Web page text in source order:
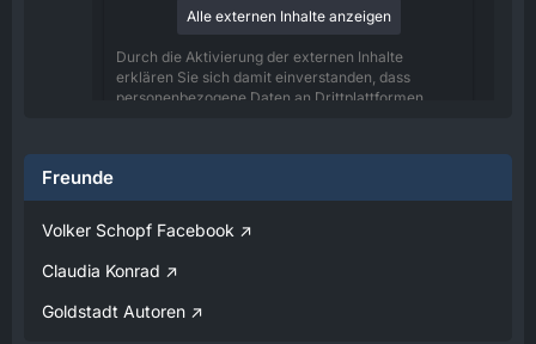
Alle externen Inhalte anzeigen
Durch die Aktivierung der externen Inhalte
erklären Sie sich damit einverstanden, dass
personenbezogene Daten an Drittplattformen
Verfügung gestellt.
08:25
Jetzt Online!
Externer Inhalt
Freunde
Volker Schopf Facebook
Claudia Konrad
Goldstadt Autoren